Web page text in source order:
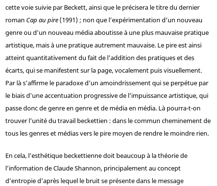
cette voie suivie par Beckett, ainsi que le précisera le titre du dernier
roman Cap au pire(1991) ; non que l’expérimentation d’un nouveau
genre ou d’un nouveau média aboutisse à une plus mauvaise pratique
artistique, mais à une pratique autrement mauvaise. Le pire est ainsi
atteint quantitativement du fait de l’addition des pratiques et des
écarts, qui se manifestent sur la page, vocalement puis visuellement.
Par là s’affirme le paradoxe d’un amoindrissement qui se perpétue par
le biais d’une accentuation progressive de l’impuissance artistique, qui
passe donc de genre en genre et de média en média. Là pourra-t-on
trouver l’unité du travail beckettien : dans le commun cheminement de
tous les genres et médias vers le pire moyen de rendre le moindre rien.
En cela, l’esthétique beckettienne doit beaucoup à la théorie de
l’information de Claude Shannon, principalement au concept
d’entropie d’après lequel le bruit se présente dans le message